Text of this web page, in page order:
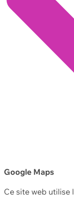
Google Maps
Ce site web utilise